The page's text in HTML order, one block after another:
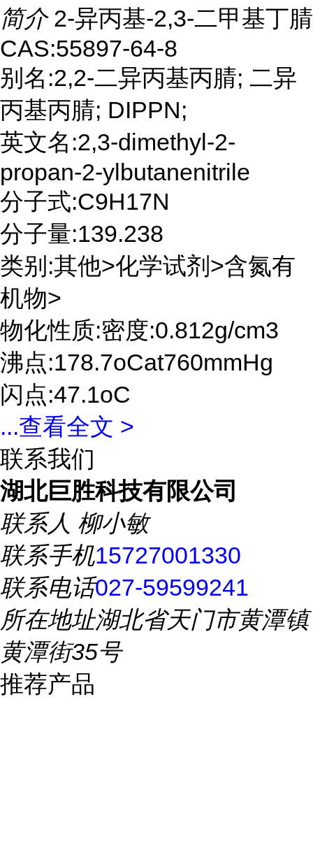
简介 2-异丙基-2,3-二甲基丁腈
CAS:55897-64-8
别名:2,2-二异丙基丙腈; 二异
丙基丙腈; DIPPN;
英文名:2,3-dimethyl-2-
propan-2-ylbutanenitrile
分子式:C9H17N
分子量:139.238
类别:其他>化学试剂>含氮有
机物>
物化性质:密度:0.812g/cm3
沸点:178.7oCat760mmHg
闪点:47.1oC
...查看全文 >
联系我们
湖北巨胜科技有限公司
联系人 柳小敏
联系手机15727001330
联系电话027-59599241
所在地址湖北省天门市黄潭镇
黄潭街35号
推荐产品